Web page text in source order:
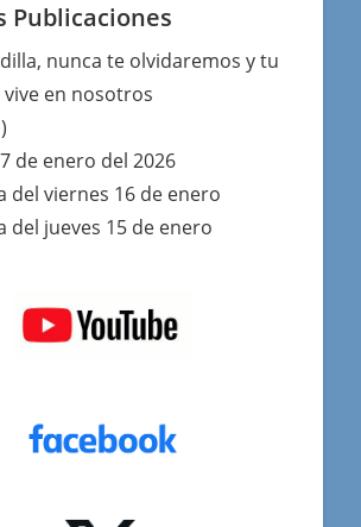
Publicaciones
nunca te olvidaremos y tu
en nosotros
de enero del 2026
del viernes 16 de enero
del jueves 15 de enero